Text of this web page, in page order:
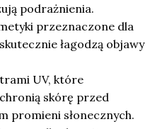
podrażnienia.
przeznaczone dla
łagodzą objawy
UV, które
skórę przed
promieni słonecznych.